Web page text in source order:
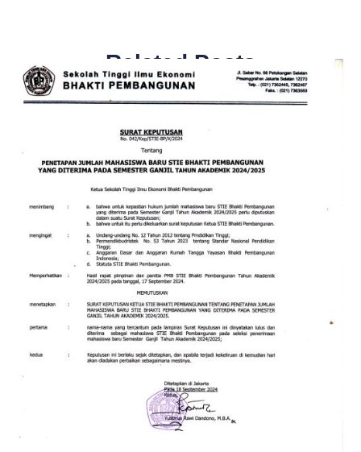
Related Posts